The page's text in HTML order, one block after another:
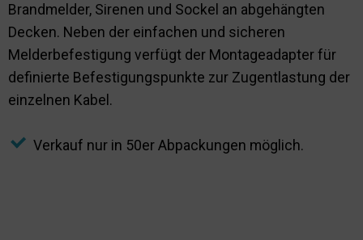
Brandmelder, Sirenen und Sockel an abgehängten
Decken. Neben der einfachen und sicheren
Melderbefestigung verfügt der Montageadapter für
definierte Befestigungspunkte zur Zugentlastung der
einzelnen Kabel.
Verkauf nur in 50er Abpackungen möglich.